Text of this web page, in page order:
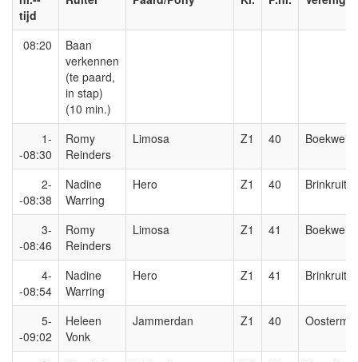
tijd
08:20
Baan
verkennen
(te paard,
in stap)
(10 min.)
1-
-08:30
Romy
Reinders
Limosa Z1 40
2-
-08:38
Nadine
Warring
Hero Z1 40
3-
-08:46
Romy
Reinders
Limosa Z1 41
4-
-08:54
Nadine
Warring
Hero Z1 41
5-
-09:02
Heleen
Vonk
Jammerdan Z1 40